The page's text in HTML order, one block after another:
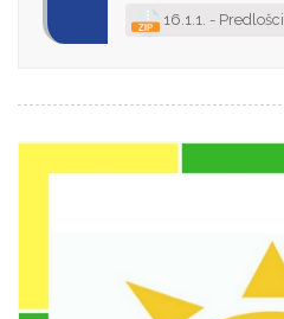
16.1.1. - Predlošci